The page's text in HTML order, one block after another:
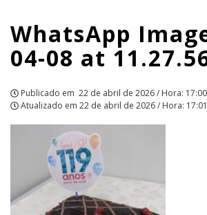
APCEF/SP
WhatsApp
04-08 at
Publicado em 22 de abril de 2026 / Hora: 17:00
Atualizado em 22 de abril de 2026 / Hora: 17:01